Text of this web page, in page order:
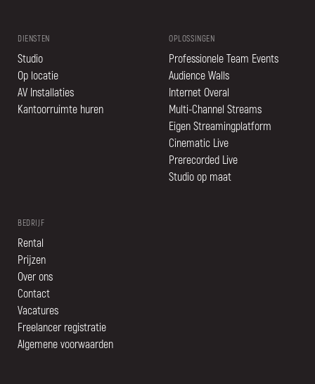
DIENSTEN
Studio
Op locatie
AV Installaties
Kantoorruimte huren
OPLOSSINGEN
Professionele Team Events
Audience Walls
Internet Overal
Multi-Channel Streams
Eigen Streamingplatform
Cinematic Live
Prerecorded Live
Studio op maat
BEDRIJF
Rental
Prijzen
Over ons
Contact
Vacatures
Freelancer registratie
Algemene voorwaarden